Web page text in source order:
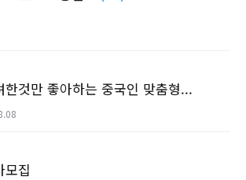
한것만 좋아하는 중국인 맞춤형...
모집